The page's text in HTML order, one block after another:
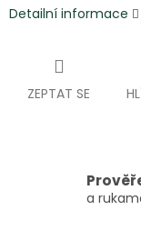
Detailní informace
ZEPTAT SE
a